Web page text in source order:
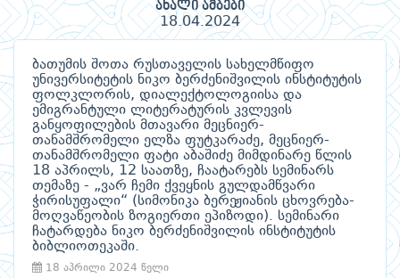
ახალი ამბები
18.04.2024
ბათუმის შოთა რუსთაველის სახელმწიფო
უნივერსიტეტის ნიკო ბერძენიშვილის ინსტიტუტის
ფოლკლორის, დიალექტოლოგიისა და
ემიგრანტული ლიტერატურის კვლევის
განყოფილების მთავარი მეცნიერ-
თანამშრომელი ელზა ფუტკარაძე, მეცნიერ-
თანამშრომელი ფატი აბაშიძე მიმდინარე წლის
18 აპრილს, 12 საათზე, ჩაატარებს სემინარს
თემაზე - „ვარ ჩემი ქვეყნის გულდამწვარი
ჭირისუფალი“ (სიმონიკა ბერეჟიანის ცხოვრება-
მოღვაწეობის ზოგიერთი ეპიზოდი). სემინარი
ჩატარდება ნიკო ბერძენიშვილის ინსტიტუტის
ბიბლიოთეკაში.
18 აპრილი 2024 წელი